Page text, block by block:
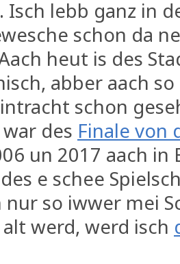
Isch lebb ganz in
schon da
heut is des
abber aach
schon
des Finale von
un 2017 aach in
e schee
so iwwer mei
werd, werd isch